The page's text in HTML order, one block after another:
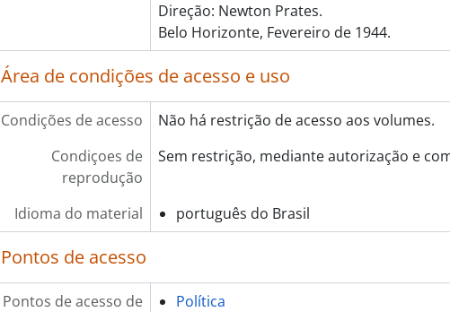
Direção: Newton Prates.
Belo Horizonte, Fevereiro de 1944.
Área de condições de acesso e uso
Condições de acesso
Não há restrição de acesso aos volumes.
Condiçoes de
reprodução
Sem restrição, mediante autorização e
Idioma do material português do Brasil
Pontos de acesso
Pontos de acesso de
Política